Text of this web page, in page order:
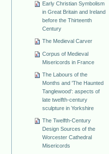
Early Christian Symbolism
in Great Britain and Ireland
before the Thirteenth
Century
The Medieval Carver
Corpus of Medieval
Misericords in France
The Labours of the
Months and 'The Haunted
Tanglewood': aspects of
late twelfth-century
sculpture in Yorkshire
The Twelfth-Century
Design Sources of the
Worcester Cathedral
Misericords